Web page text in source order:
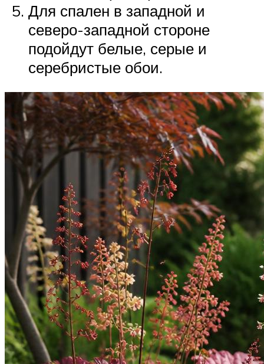
Для спален в западной и
северо-западной стороне
подойдут белые, серые и
серебристые обои.